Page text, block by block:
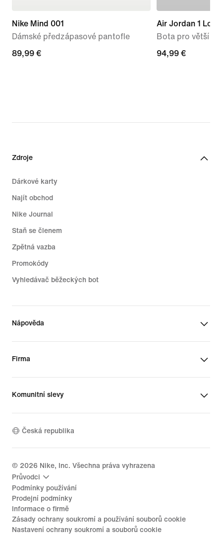
Nike Mind 001
Dámské předzápasové pantofle
89,99 €
89,99 €
Air Jordan 1 Low
Bota pro větší
94,99 €
94,99 €
Zdroje
Dárkové karty
Najít obchod
Nike Journal
Staň se členem
Zpětná vazba
Promokódy
Vyhledávač běžeckých bot
Nápověda
Firma
Komunitní slevy
Česká republika
© 2026 Nike, Inc. Všechna práva vyhrazena
Průvodci
Podmínky používání
Prodejní podmínky
Informace o firmě
Zásady ochrany soukromí a používání souborů cookie
Nastavení ochrany soukromí a souborů cookie